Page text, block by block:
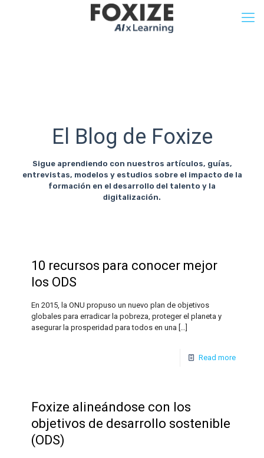
El Blog de Foxize
Sigue aprendiendo con nuestros artículos, guías,
entrevistas, modelos y estudios sobre el impacto de la
formación en el desarrollo del talento y la
digitalización.
10 recursos para conocer mejor
los ODS
En 2015, la ONU propuso un nuevo plan de objetivos
globales para erradicar la pobreza, proteger el planeta y
asegurar la prosperidad para todos en una […]
Read more
Foxize alineándose con los
objetivos de desarrollo sostenible
(ODS)